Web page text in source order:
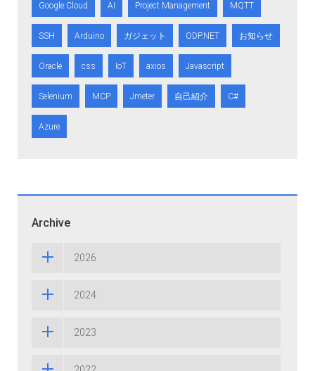
Google Cloud AI Project Management MQTT
SSH Arduino ガジェット ODP.NET お知らせ
Oracle css IoT axios Javascript
Selenium MCP Jmeter 自己紹介 C#
Azure
Archive
2026
2024
2023